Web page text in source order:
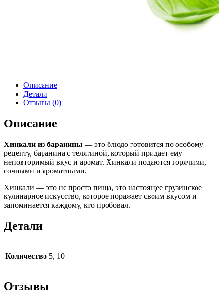
Описание
Детали
Отзывы (0)
Описание
Хинкали из баранины — это блюдо готовится по особому
рецепту, баранина с телятиной, который придает ему
неповторимый вкус и аромат. Хинкали подаются горячими,
сочными и ароматными.
Хинкали — это не просто пища, это настоящее грузинское
кулинарное искусство, которое поражает своим вкусом и
запоминается каждому, кто пробовал.
Детали
Количество 5, 10
Отзывы